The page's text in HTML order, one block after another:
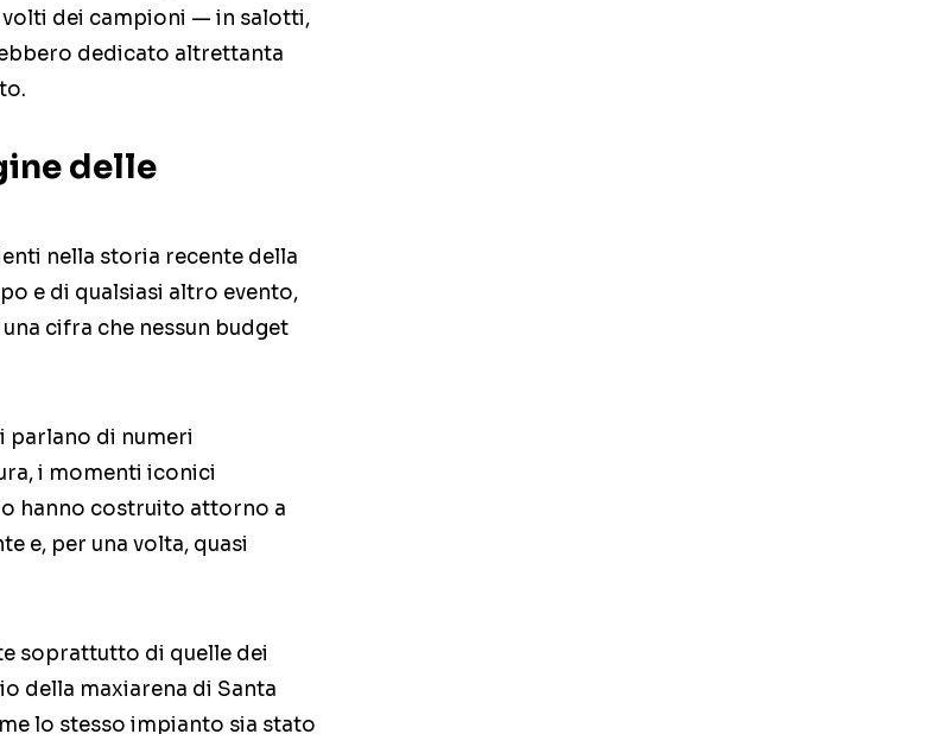
volti dei campioni — in salotti,
dedicato altrettanta
delle
nella storia recente della
e di qualsiasi altro evento,
cifra che nessun budget
parlano di numeri
i momenti iconici
hanno costruito attorno a
e, per una volta, quasi
soprattutto di quelle dei
della maxiarena di Santa
lo stesso impianto sia stato